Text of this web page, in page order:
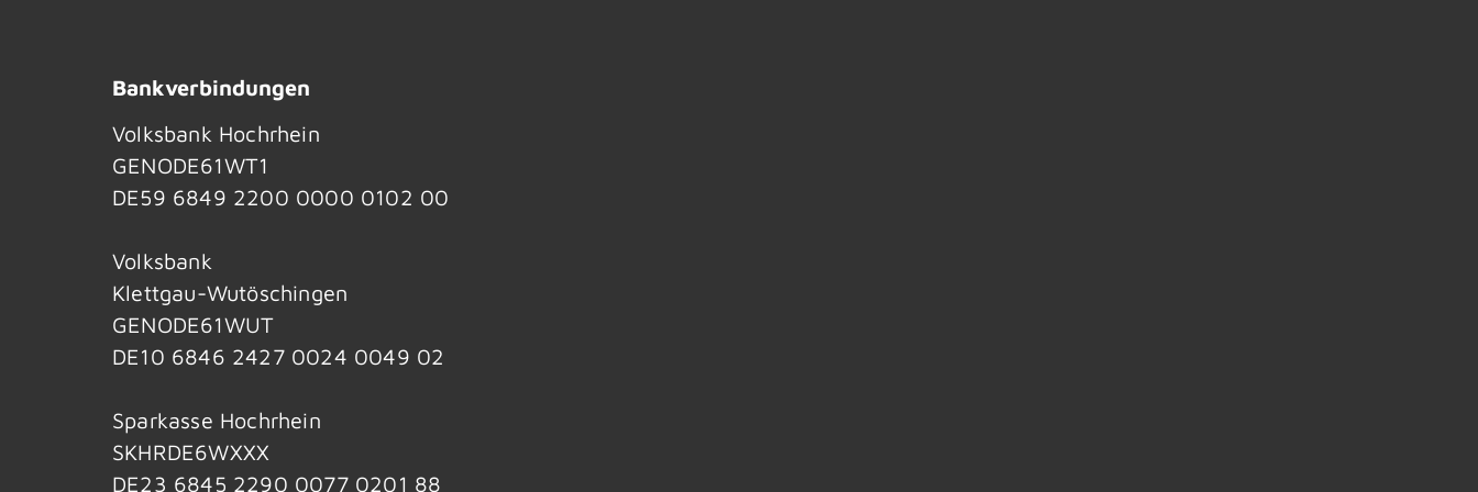
Bankverbindungen
Volksbank Hochrhein
GENODE61WT1
DE59 6849 2200 0000 0102 00
Volksbank
Klettgau-Wutöschingen
GENODE61WUT
DE10 6846 2427 0024 0049 02
Sparkasse Hochrhein
SKHRDE6WXXX
DE23 6845 2290 0077 0201 88